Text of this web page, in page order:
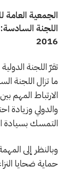
الجمعية العامة
اللجنة
2016
تقرّ اللجنة
ما تزال اللجنة
الارتباط المهم
والدولي وزيادة
التمسك بسيادة
وبالنظر إلى
حماية ضحايا